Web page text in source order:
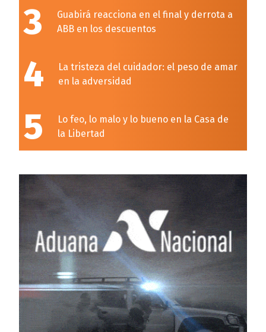
3
Guabirá reacciona en el final y derrota a
ABB en los descuentos
4
La tristeza del cuidador: el peso de amar
en la adversidad
5
Lo feo, lo malo y lo bueno en la Casa de
la Libertad